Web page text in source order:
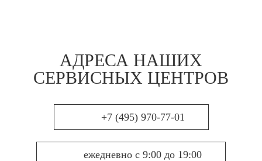
АДРЕСА НАШИХ
СЕРВИСНЫХ ЦЕНТРОВ
+7 (495) 970-77-01
ежедневно с 9:00 до 19:00